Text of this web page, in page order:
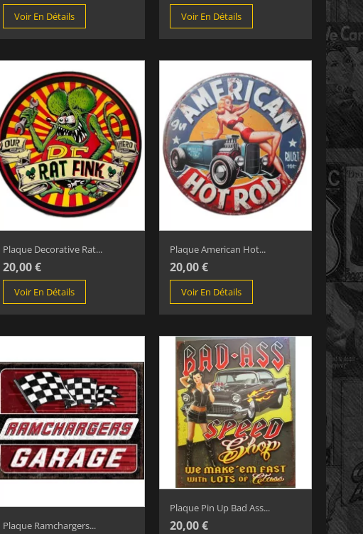
Voir En Détails Voir En Détails
Plaque Decorative Rat...
20,00 €
Voir En Détails
Plaque American Hot...
20,00 €
Voir En Détails
Plaque Ramchargers...
Plaque Pin Up Bad Ass...
20,00 €